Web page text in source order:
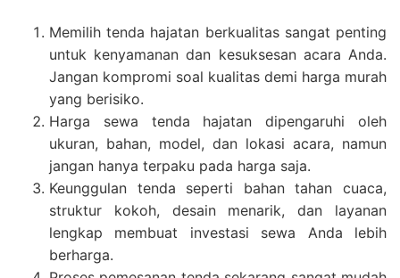
Memilih tenda hajatan berkualitas sangat penting
untuk kenyamanan dan kesuksesan acara Anda.
Jangan kompromi soal kualitas demi harga murah
yang berisiko.
Harga sewa tenda hajatan dipengaruhi oleh
ukuran, bahan, model, dan lokasi acara, namun
jangan hanya terpaku pada harga saja.
Keunggulan tenda seperti bahan tahan cuaca,
struktur kokoh, desain menarik, dan layanan
lengkap membuat investasi sewa Anda lebih
berharga.